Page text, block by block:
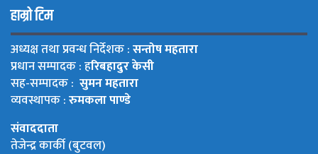
हाम्रो टिम
अध्यक्ष तथा प्रवन्ध निर्देशक :सन्तोष महतारा
प्रधान सम्पादक : हरिबहादुर केसी
सह-सम्पादक : सुमन महतारा
व्यवस्थापक :रुमकला पाण्डे
संवाददाता
तेजेन्द्र कार्की (बुटवल)